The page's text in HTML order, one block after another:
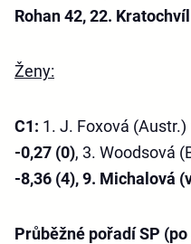
Rohan 42, 22.
Ženy:
C1: 1. J. Foxová (Austr.)
-0,27 (0), 3. Woodsová
-8,36 (4), 9. Michalová
Průběžné pořadí SP (po